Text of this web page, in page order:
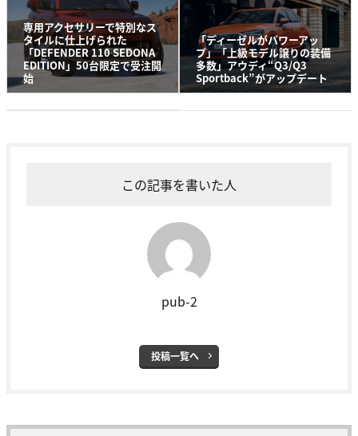
専用アクセサリーで特別なス
タイルに仕上げられた
「DEFENDER 110 SEDONA
EDITION」50台限定で受注開
始
「ディーゼルがパワーアッ
プ」「上級モデル譲りの装備
多数」アウディ“Q3/Q3
Sportback”がアップデート
この記事を書いた人
pub-2
投稿一覧へ